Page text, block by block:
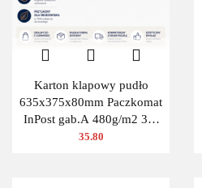
Karton klapowy pudło
635x375x80mm Paczkomat
InPost gab.A 480g/m2 3W
10 szt.
35.80